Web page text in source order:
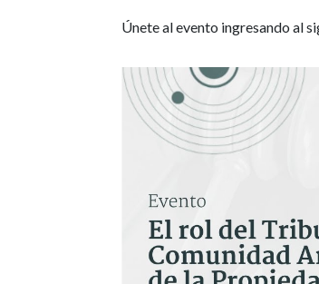
Únete al evento ingresando al